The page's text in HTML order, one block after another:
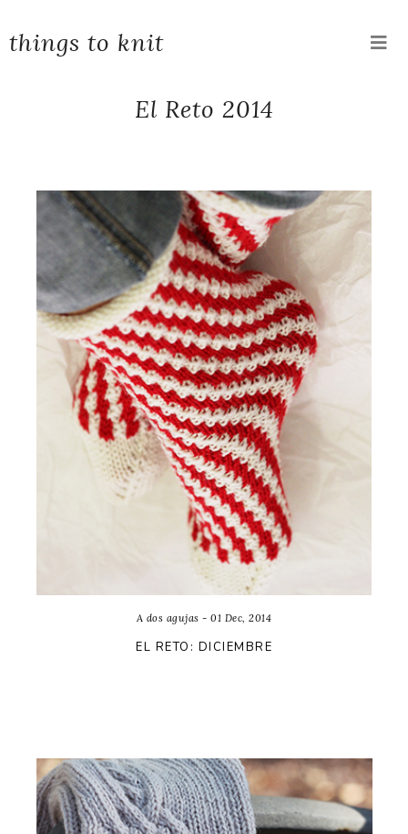
things to knit
El Reto 2014
A dos agujas - 01 Dec, 2014
EL RETO: DICIEMBRE